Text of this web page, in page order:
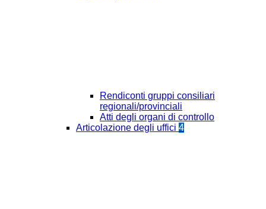
Rendiconti gruppi consiliari
regionali/provinciali
Atti degli organi di controllo
Articolazione degli uffici 4